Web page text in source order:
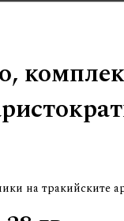
на тракийските